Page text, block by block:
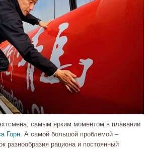
самым ярким моментом в плавании
Горн. А самой большой проблемой –
разнообразия рациона и постоянный